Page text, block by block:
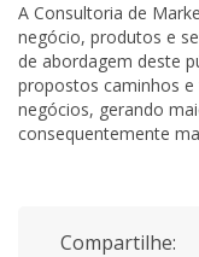
A Consultoria de
negócio, produtos e
de abordagem deste
propostos caminhos e
negócios, gerando
consequentemente
Compartilhe: